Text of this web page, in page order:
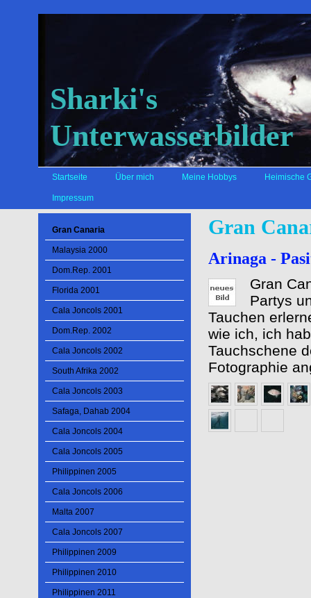
Sharki's
Unterwasserbilder
Startseite Über mich Meine Hobbys Heimische
Impressum
Gran Canaria
Malaysia 2000
Dom.Rep. 2001
Florida 2001
Cala Joncols 2001
Dom.Rep. 2002
Cala Joncols 2002
South Afrika 2002
Cala Joncols 2003
Safaga, Dahab 2004
Cala Joncols 2004
Cala Joncols 2005
Philippinen 2005
Cala Joncols 2006
Malta 2007
Cala Joncols 2007
Philippinen 2009
Philippinen 2010
Philippinen 2011
Gran
Arinaga -
Gran
Partys
Tauchen
wie ich, ich
Tauchschene
Fotographie